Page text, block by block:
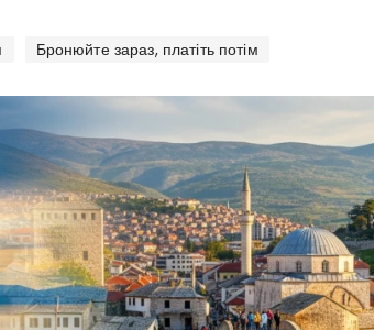
Бронюйте зараз, платіть потім